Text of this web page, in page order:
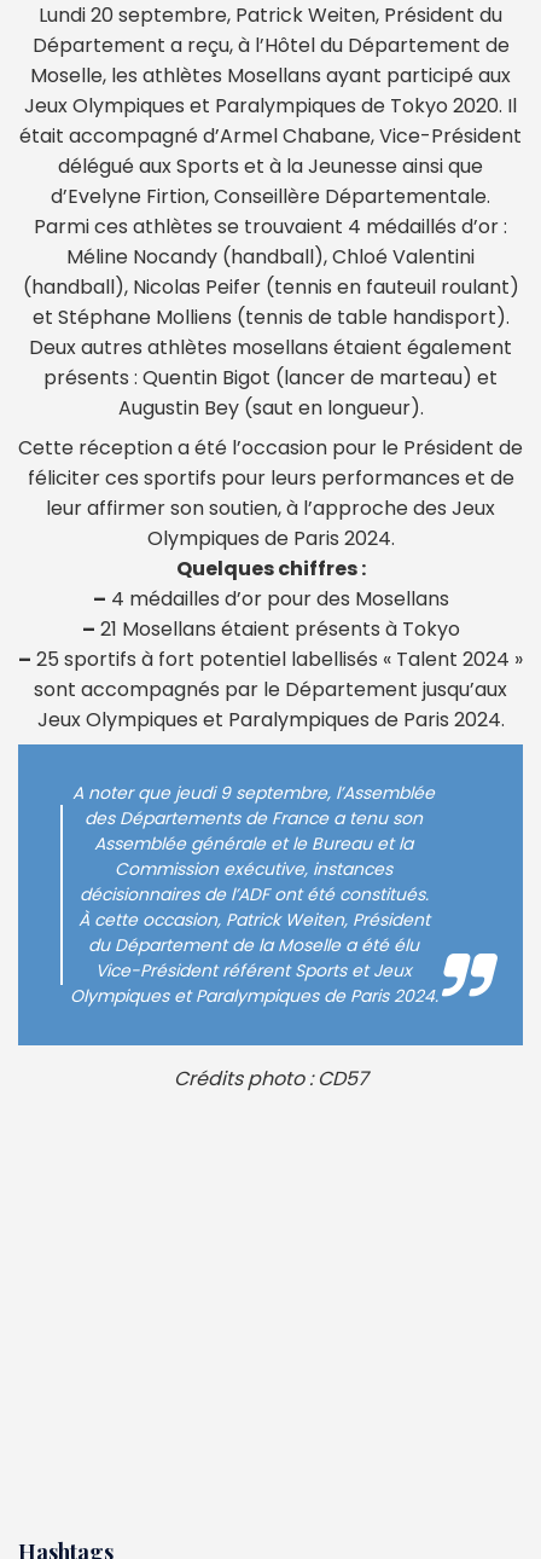
Lundi 20 septembre, Patrick Weiten, Président du
Département a reçu, à l’Hôtel du Département de
Moselle, les athlètes Mosellans ayant participé aux
Jeux Olympiques et Paralympiques de Tokyo 2020. Il
était accompagné d’Armel Chabane, Vice-Président
délégué aux Sports et à la Jeunesse ainsi que
d’Evelyne Firtion, Conseillère Départementale.
Parmi ces athlètes se trouvaient 4 médaillés d’or :
Méline Nocandy (handball), Chloé Valentini
(handball), Nicolas Peifer (tennis en fauteuil roulant)
et Stéphane Molliens (tennis de table handisport).
Deux autres athlètes mosellans étaient également
présents : Quentin Bigot (lancer de marteau) et
Augustin Bey (saut en longueur).
Cette réception a été l’occasion pour le Président de
féliciter ces sportifs pour leurs performances et de
leur affirmer son soutien, à l’approche des Jeux
Olympiques de Paris 2024.
Quelques chiffres :
– 4 médailles d’or pour des Mosellans
– 21 Mosellans étaient présents à Tokyo
– 25 sportifs à fort potentiel labellisés « Talent 2024 »
sont accompagnés par le Département jusqu’aux
Jeux Olympiques et Paralympiques de Paris 2024.
A noter que jeudi 9 septembre, l’Assemblée
des Départements de France a tenu son
Assemblée générale et le Bureau et la
Commission exécutive, instances
décisionnaires de l’ADF ont été constitués.
À cette occasion, Patrick Weiten, Président
du Département de la Moselle a été élu
Vice-Président référent Sports et Jeux
Olympiques et Paralympiques de Paris 2024.
Crédits photo : CD57
Hashtags